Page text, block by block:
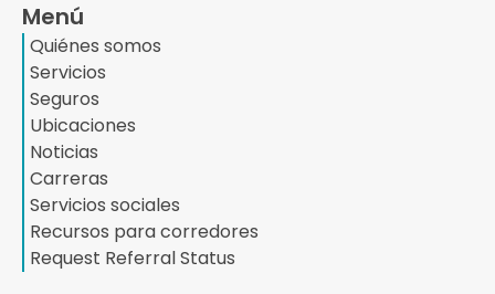
Menú
Quiénes somos
Servicios
Seguros
Ubicaciones
Noticias
Carreras
Servicios sociales
Recursos para corredores
Request Referral Status